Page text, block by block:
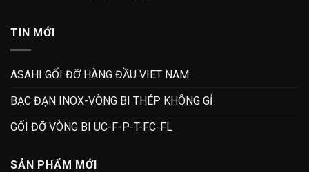
TIN MỚI
ASAHI GỐI ĐỠ HÀNG ĐẦU VIET NAM
BẠC ĐẠN INOX-VÒNG BI THÉP KHÔNG GỈ
GỐI ĐỠ VÒNG BI UC-F-P-T-FC-FL
SẢN PHẨM MỚI